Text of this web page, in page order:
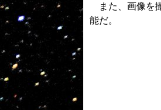
また、画像を
能だ。